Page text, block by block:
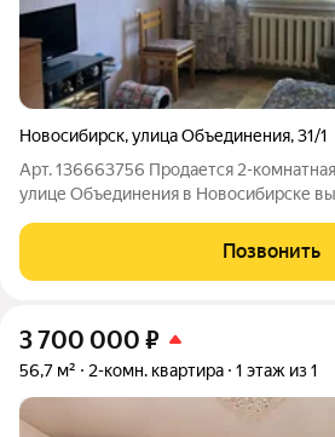
Новосибирск,улица Объединения,31/1
Арт. 136663756 Продается 2-
улице Объединения в Новосибирске выгодное предложение
и получить удобное жилье по
продажа, все документы готовы,
Позвонить
3 700 000 ₽
56,7 м² 2-комн. квартира 1 этаж из 1